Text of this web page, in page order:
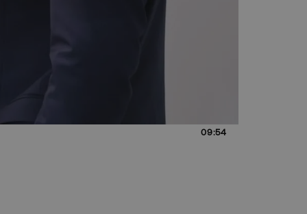
09:54